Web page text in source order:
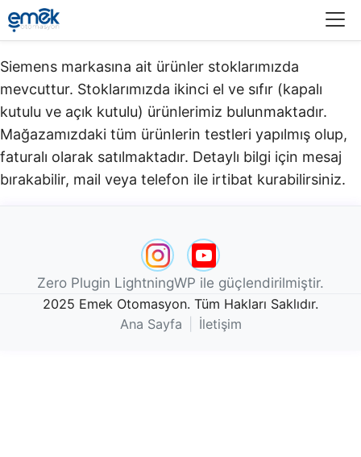
Siemens markasına ait ürünler stoklarımızda
mevcuttur. Stoklarımızda ikinci el ve sıfır (kapalı
kutulu ve açık kutulu) ürünlerimiz bulunmaktadır.​
Mağazamızdaki tüm ürünlerin testleri yapılmış olup,
faturalı olarak satılmaktadır. Detaylı bilgi için mesaj
bırakabilir, mail veya telefon ile irtibat kurabilirsiniz.
Zero Plugin LightningWP ile güçlendirilmiştir.
2025 Emek Otomasyon. Tüm Hakları Saklıdır.
Ana Sayfa
İletişim